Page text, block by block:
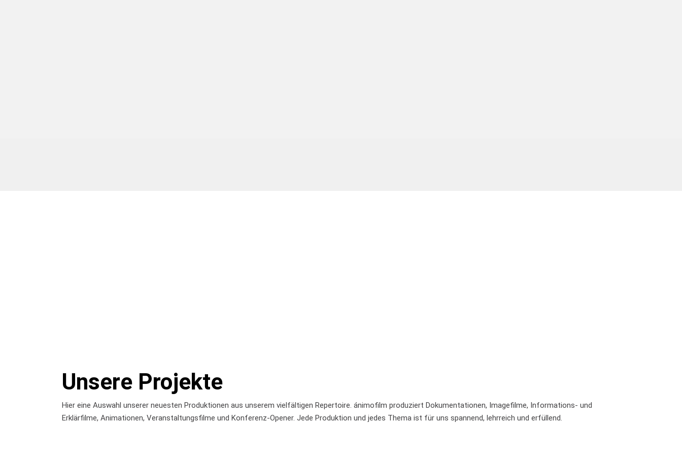
Unsere Projekte
Hier eine Auswahl unserer neuesten Produktionen aus unserem vielfältigen Repertoire. ánimofilm produziert Dokumentationen, Imagefilme, Informations- und
Erklärfilme, Animationen, Veranstaltungsfilme und Konferenz-Opener. Jede Produktion und jedes Thema ist für uns spannend, lehrreich und erfüllend.